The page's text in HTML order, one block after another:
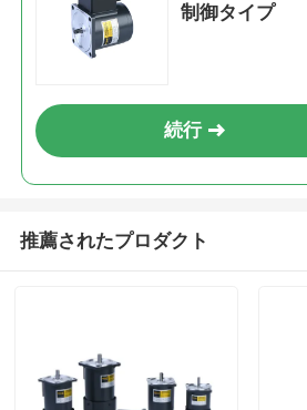
制御タイプ
続行
推薦されたプロダクト